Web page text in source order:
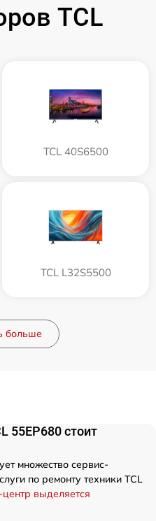
TCL
TCL 40S6500
TCL L32S5500
больше
55EP680 стоит
множество сервис-
по ремонту техники TCL
выделяется